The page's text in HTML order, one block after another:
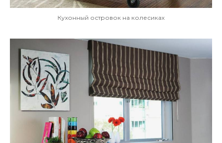
Кухонный островок на колесиках